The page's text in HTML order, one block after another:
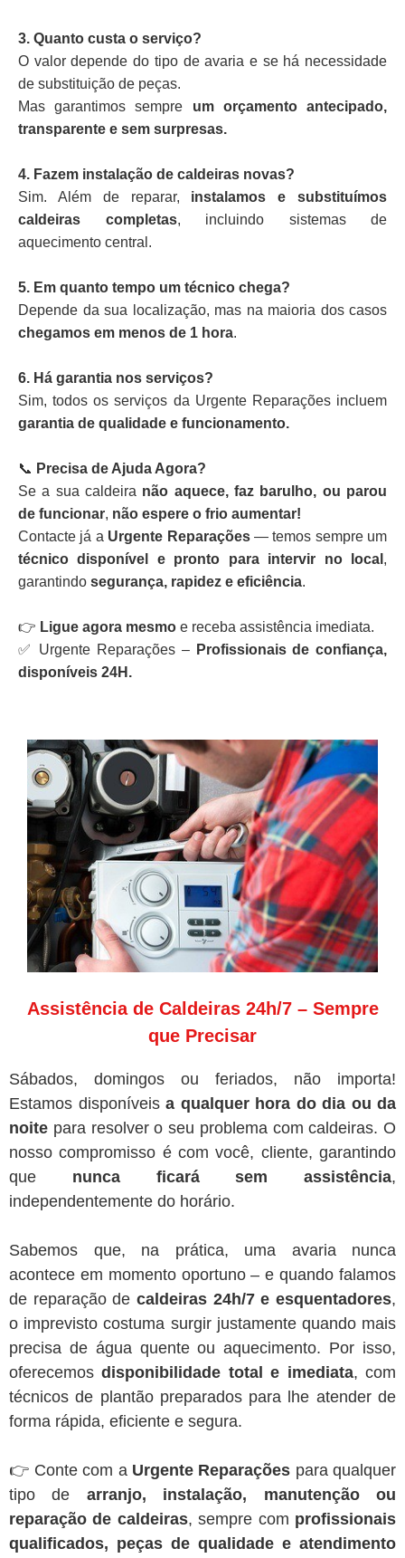
3. Quanto custa o serviço?
O valor depende do tipo de avaria e se há necessidade
de substituição de peças.
Mas garantimos sempre um orçamento antecipado,
transparente e sem surpresas.
4. Fazem instalação de caldeiras novas?
Sim. Além de reparar, instalamos e substituímos
caldeiras completas, incluindo sistemas de
aquecimento central.
5. Em quanto tempo um técnico chega?
Depende da sua localização, mas na maioria dos casos
chegamos em menos de 1 hora.
6. Há garantia nos serviços?
Sim, todos os serviços da Urgente Reparações incluem
garantia de qualidade e funcionamento.
📞 Precisa de Ajuda Agora?
Se a sua caldeira não aquece, faz barulho, ou parou
de funcionar, não espere o frio aumentar!
Contacte já a Urgente Reparações— temos sempre um
técnico disponível e pronto para intervir no local ,
garantindo segurança, rapidez e eficiência.
👉 Ligue agora mesmo e receba assistência imediata.
✅ Urgente Reparações – Profissionais de confiança,
disponíveis 24H.
Assistência de Caldeiras 24h/7 – Sempre
que Precisar
Sábados, domingos ou feriados, não importa!
Estamos disponíveis a qualquer hora do dia ou da
noite para resolver o seu problema com caldeiras. O
nosso compromisso é com você, cliente, garantindo
que nunca ficará sem assistência,
independentemente do horário.
Sabemos que, na prática, uma avaria nunca
acontece em momento oportuno – e quando falamos
de reparação de caldeiras 24h/7 e esquentadores,
o imprevisto costuma surgir justamente quando mais
precisa de água quente ou aquecimento. Por isso,
oferecemosdisponibilidade total e imediata, com
técnicos de plantão preparados para lhe atender de
forma rápida, eficiente e segura.
👉 Conte com a Urgente Reparações para qualquer
tipo de arranjo, instalação, manutenção ou
reparação de caldeiras, sempre com profissionais
qualificados, peças de qualidade e atendimento